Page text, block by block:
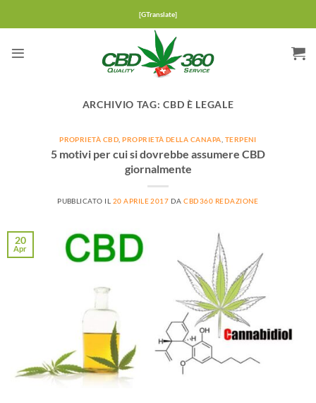
[GTranslate]
ARCHIVIO TAG:CBD È LEGALE
PROPRIETÀ CBD,PROPRIETÀ DELLA CANAPA TERPENI
5 motivi per cui si dovrebbe assumere CBD
giornalmente
PUBBLICATO IL 20 APRILE 2017 DACBD360 REDAZIONE
20
Apr